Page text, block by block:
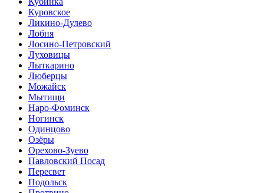
Куровское
Ликино-Дулево
Лобня
Лосино-Петровский
Луховицы
Лыткарино
Люберцы
Можайск
Мытищи
Наро-Фоминск
Ногинск
Одинцово
Озёры
Орехово-Зуево
Павловский Посад
Пересвет
Подольск